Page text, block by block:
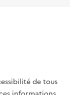
de tous